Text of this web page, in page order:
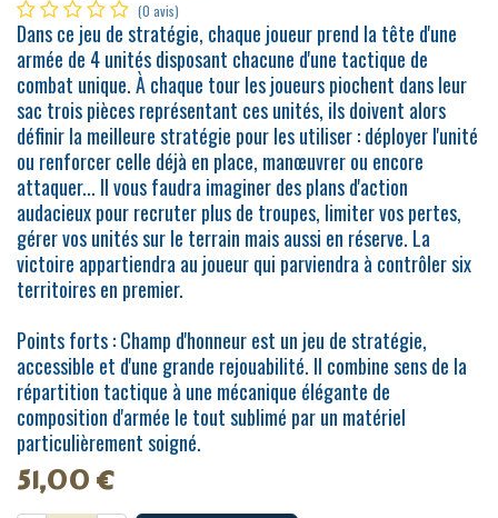
(0 avis)
Dans ce jeu de stratégie, chaque joueur prend la tête d'une
armée de 4 unités disposant chacune d'une tactique de
combat unique. À chaque tour les joueurs piochent dans leur
sac trois pièces représentant ces unités, ils doivent alors
définir la meilleure stratégie pour les utiliser : déployer l'unité
ou renforcer celle déjà en place, manœuvrer ou encore
attaquer... Il vous faudra imaginer des plans d'action
audacieux pour recruter plus de troupes, limiter vos pertes,
gérer vos unités sur le terrain mais aussi en réserve. La
victoire appartiendra au joueur qui parviendra à contrôler six
territoires en premier.
Points forts : Champ d'honneur est un jeu de stratégie,
accessible et d'une grande rejouabilité. Il combine sens de la
répartition tactique à une mécanique élégante de
composition d'armée le tout sublimé par un matériel
particulièrement soigné.
51,00€